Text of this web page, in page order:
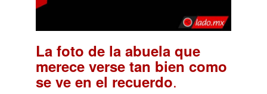
La foto de la abuela que
merece verse tan bien como
se ve en el recuerdo.